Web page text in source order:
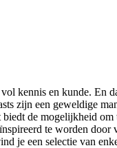
kennis en kunde. En
zijn een geweldige
biedt de mogelijkheid om
te worden door
je een selectie van